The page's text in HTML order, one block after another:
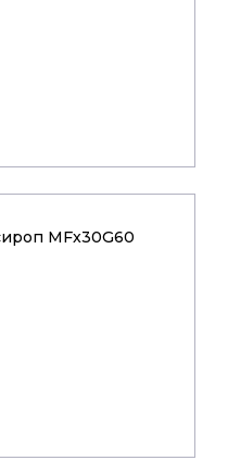
MFx30G60